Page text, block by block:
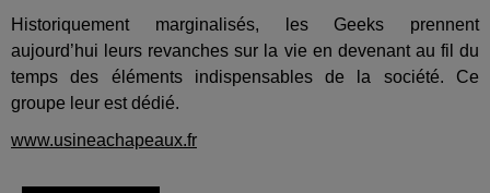
Historiquement marginalisés, les Geeks prennent
aujourd’hui leurs revanches sur la vie en devenant au fil du
temps des éléments indispensables de la société. Ce
groupe leur est dédié.
www.usineachapeaux.fr